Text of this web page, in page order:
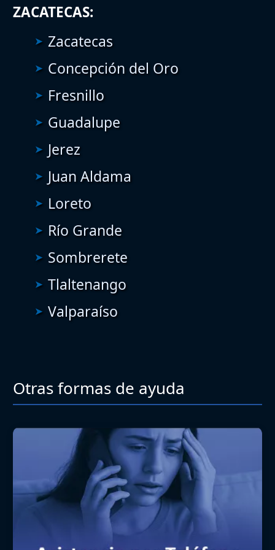
ZACATECAS:
Zacatecas
Concepción del Oro
Fresnillo
Guadalupe
Jerez
Juan Aldama
Loreto
Río Grande
Sombrerete
Tlaltenango
Valparaíso
Otras formas de ayuda